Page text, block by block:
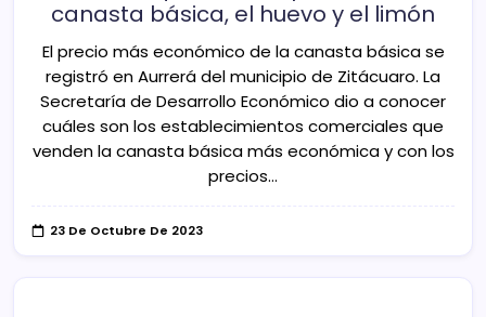
canasta básica, el huevo y el limón
El precio más económico de la canasta básica se
registró en Aurrerá del municipio de Zitácuaro. La
Secretaría de Desarrollo Económico dio a conocer
cuáles son los establecimientos comerciales que
venden la canasta básica más económica y con los
precios…
23 De Octubre De 2023